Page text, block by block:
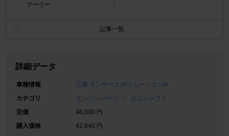
プーリー
記事一覧
詳細データ
車種情報
三菱 ランサーエボリューションIII
カテゴリ
エンジンパーツ
カムシャフト
定価
48,000 円
購入価格
42,840 円